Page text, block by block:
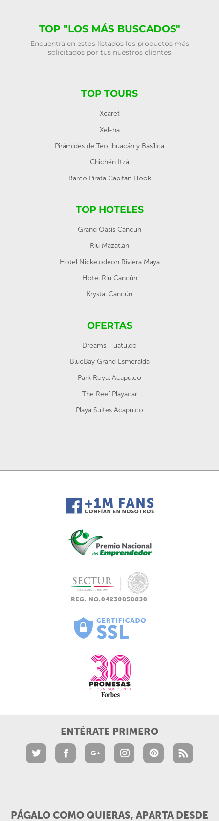
TOP "LOS MÁS BUSCADOS"
Encuentra en estos listados los productos más
solicitados por tus nuestros clientes
TOP TOURS
Xcaret
Xel-ha
Pirámides de Teotihuacán y Basílica
Chichén Itzá
Barco Pirata Capitan Hook
TOP HOTELES
Grand Oasis Cancun
Riu Mazatlan
Hotel Nickelodeon Riviera Maya
Hotel Riu Cancún
Krystal Cancún
OFERTAS
Dreams Huatulco
BlueBay Grand Esmeralda
Park Royal Acapulco
The Reef Playacar
Playa Suites Acapulco
ENTÉRATE PRIMERO
PÁGALO COMO QUIERAS, APARTA DESDE